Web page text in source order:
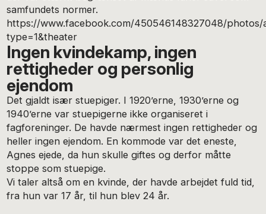
samfundets normer.
https://www.facebook.com/450546148327048/
type=1&theater
Ingen kvindekamp, ingen
rettigheder og personlig
ejendom
Det gjaldt især stuepiger. I 1920’erne, 1930’erne og
1940’erne var stuepigerne ikke organiseret i
fagforeninger. De havde nærmest ingen rettigheder og
heller ingen ejendom. En kommode var det eneste,
Agnes ejede, da hun skulle giftes og derfor måtte
stoppe som stuepige.
Vi taler altså om en kvinde, der havde arbejdet fuld tid,
fra hun var 17 år, til hun blev 24 år.